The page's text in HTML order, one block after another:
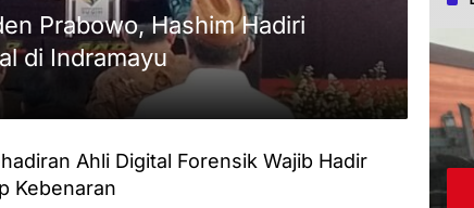
Prabowo, Hashim Hadiri
di Indramayu
Ahli Digital Forensik Wajib Hadir
Kebenaran